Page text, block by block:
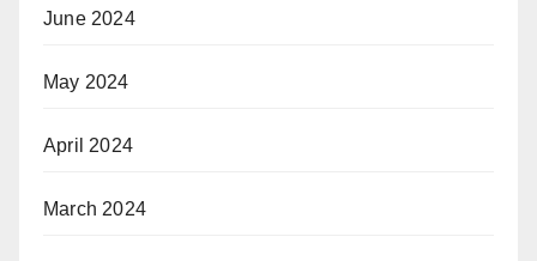
June 2024
May 2024
April 2024
March 2024